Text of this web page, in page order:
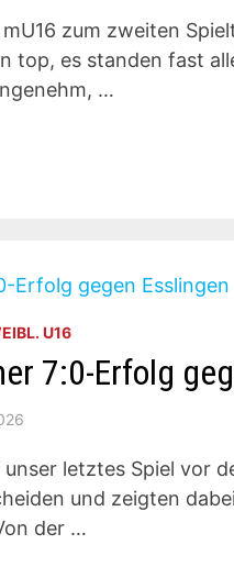
zum zweiten
top, es standen fast
…
U16
7:0-Erfolg
letztes Spiel vor
und zeigten
der …